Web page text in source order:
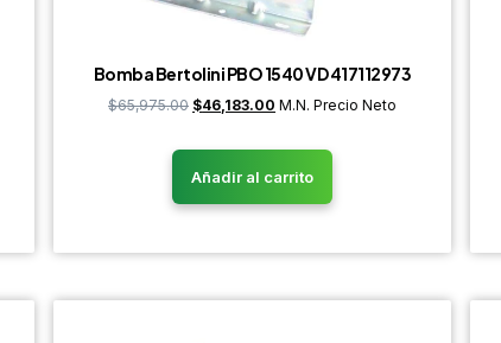
Bomba Bertolini PBO 1540 VD 417112973
$65,975.00 $46,183.00 M.N. Precio Neto
Añadir al carrito